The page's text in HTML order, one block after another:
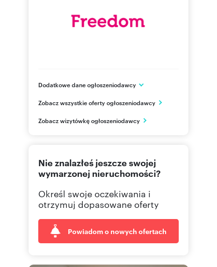
Dodatkowe dane ogłoszeniodawcy
Warszawa
PL
Zobacz wszystkie oferty ogłoszeniodawcy
Zobacz wizytówkę ogłoszeniodawcy
Nie znalazłeś jeszcze swojej
wymarzonej nieruchomości?
Określ swoje oczekiwania i
otrzymuj dopasowane oferty
Powiadom o nowych ofertach